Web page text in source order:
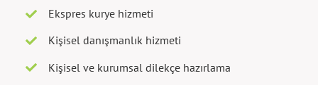
Ekspres kurye hizmeti
Kişisel danışmanlık hizmeti
Kişisel ve kurumsal dilekçe hazırlama